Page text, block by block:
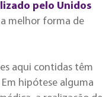
pelo Unidos
a melhor forma de
aqui contidas têm
hipótese alguma